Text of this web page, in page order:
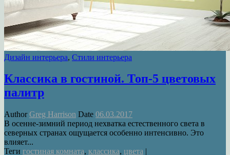
Дизайн интерьера, Стили интерьера
Классика в гостиной. Топ-5 цветовых
палитр
AuthorGreg Harrison Date 06.03.2017
В осенне-зимний период нехватка естественного света в
северных странах ощущается особенно интенсивно. Это
влияет...
Теги гостиная комната, классика, цвета |